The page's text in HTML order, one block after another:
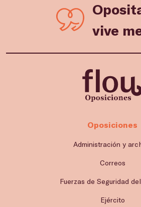
vive
Oposiciones
Administración y
Correos
Fuerzas de Seguridad
Ejército